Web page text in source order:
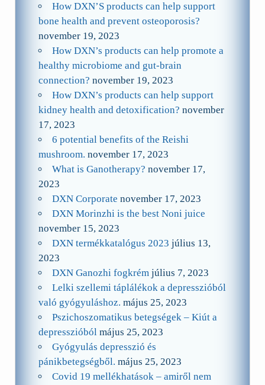
How DXN’S products can help support
bone health and prevent osteoporosis?
november 19, 2023
How DXN’s products can help promote a
healthy microbiome and gut-brain
connection? november 19, 2023
How DXN’s products can help support
kidney health and detoxification? november
17, 2023
6 potential benefits of the Reishi
mushroom. november 17, 2023
What is Ganotherapy? november 17,
2023
DXN Corporate november 17, 2023
DXN Morinzhi is the best Noni juice
november 15, 2023
DXN termékkatalógus 2023 július 13,
2023
DXN Ganozhi fogkrém július 7, 2023
Lelki szellemi táplálékok a depresszióból
való gyógyuláshoz. május 25, 2023
Pszichoszomatikus betegségek – Kiút a
depresszióból május 25, 2023
Gyógyulás depresszió és
pánikbetegségből. május 25, 2023
Covid 19 mellékhatások – amiről nem